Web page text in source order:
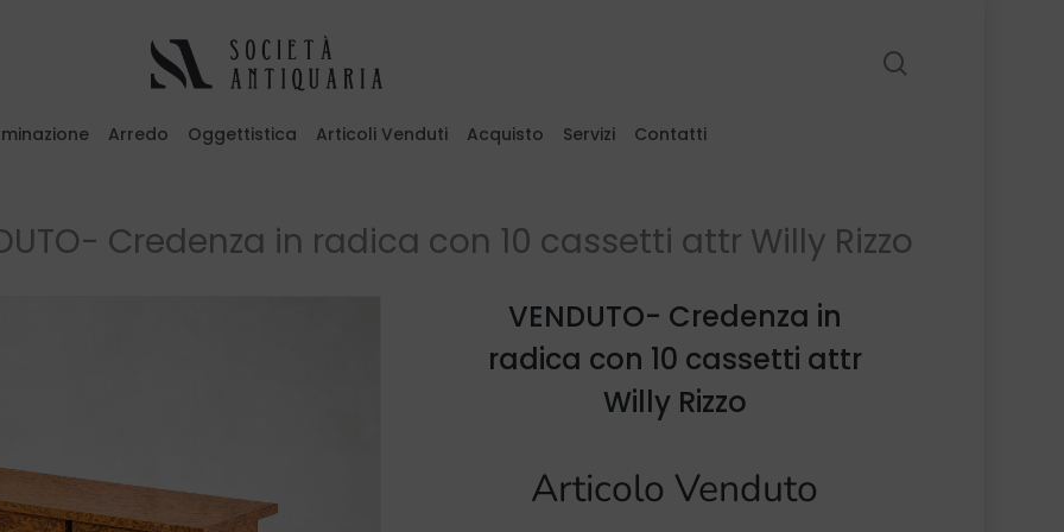
Arredo Oggettistica Articoli Venduti Acquisto Servizi Contatti
Credenza in radica con 10 cassetti attr Willy Rizzo
VENDUTO- Credenza in
radica con 10 cassetti attr
Willy Rizzo
Articolo Venduto